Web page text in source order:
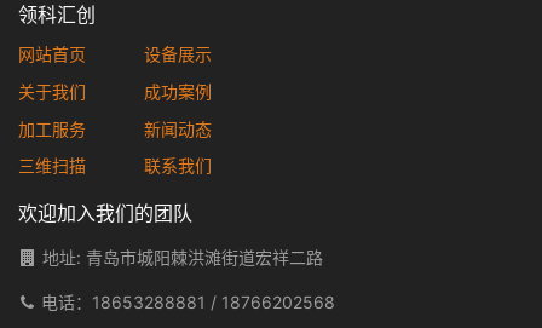
领科汇创
网站首页
关于我们
加工服务
三维扫描
设备展示
成功案例
新闻动态
联系我们
欢迎加入我们的团队
地址: 青岛市城阳棘洪滩街道宏祥二路
电话： 18653288881 / 18766202568